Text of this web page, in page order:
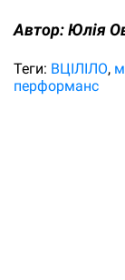
Автор:Юлiя
Теги: ВЦІЛІЛО
перформанс